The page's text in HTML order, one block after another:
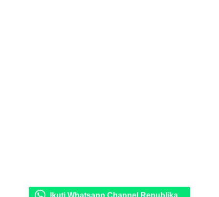
Ikuti Whatsapp Channel Republika